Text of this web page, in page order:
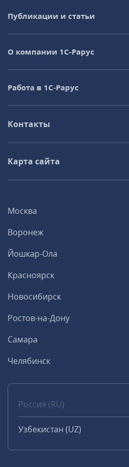
Москва
Воронеж
Йошкар-Ола
Красноярск
Новосибирск
Ростов-на-Дону
Самара
Челябинск
Россия (RU)
Узбекистан (UZ)
Публикации и статьи
О компании 1C-Рарус
Работа в 1С‑Рарус
Контакты
Карта сайта